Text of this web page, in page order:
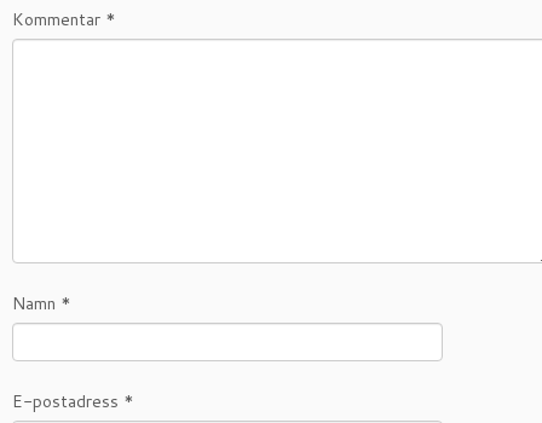
Kommentar *
Namn *
E-postadress *